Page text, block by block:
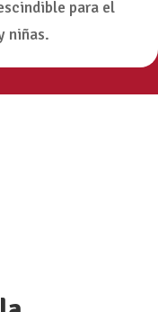
para el
niñas.